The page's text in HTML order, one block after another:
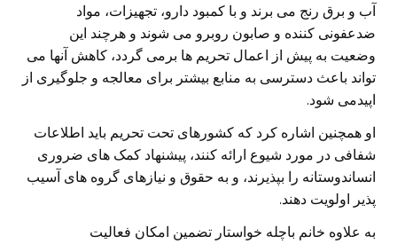
آب و برق رنج می برند و با کمبود دارو، تجهیزات، مواد
ضدعفونی کننده و صابون روبرو می شوند و هرچند این
وضعیت به پیش از اعمال تحریم ها برمی گردد، کاهش آنها می
تواند باعث دسترسی به منابع بیشتر برای معالجه و جلوگیری از
اپیدمی شود.
او همچنین اشاره کرد که کشورهای تحت تحریم باید اطلاعات
شفافی در مورد شیوع ارائه کنند، پیشنهاد کمک های ضروری
انساندوستانه را بپذیرند، و به حقوق و نیازهای گروه های آسیب
پذیر اولویت دهند.
به علاوه خانم باچله خواستار تضمین امکان فعالیت